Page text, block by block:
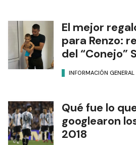
El mejor
para Renzo:
del “Conejo”
INFORMACIÓN GENERAL
Qué fue lo
googlearon
2018